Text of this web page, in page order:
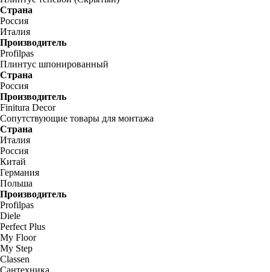
Страна
Россия
Италия
Производитель
Profilpas
Плинтус шпонированный
Страна
Россия
Производитель
Finitura Decor
Сопутствующие товары для монтажа
Страна
Италия
Россия
Китай
Германия
Польша
Производитель
Profilpas
Diele
Perfect Plus
My Floor
My Step
Classen
Сантехника